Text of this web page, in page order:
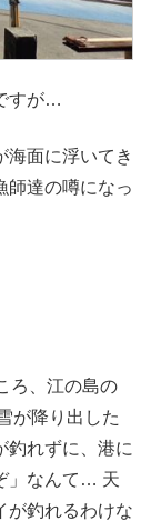
すが…
海面に浮いてき
師達の噂になっ
ろ、江の島の
が降り出した
釣れずに、港に
」なんて… 天
が釣れるわけな